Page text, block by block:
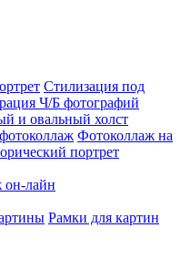
Стилизация под
Ч/Б фотографий
и овальный холст
Фотоколлаж на
портрет
он-лайн
Рамки для картин